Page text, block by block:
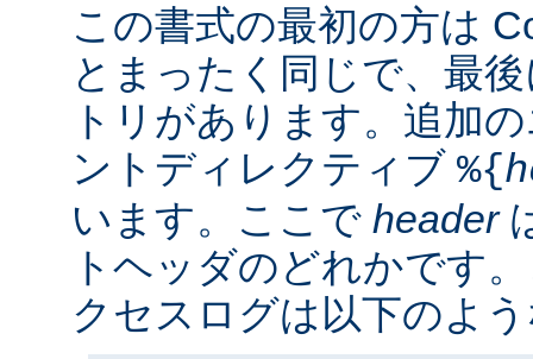
この書式の最初の方は
とまったく同じで、最
トリがあります。追加
ントディレクティブ %{
います。ここで header
トヘッダのどれかです
クセスログは以下のよ